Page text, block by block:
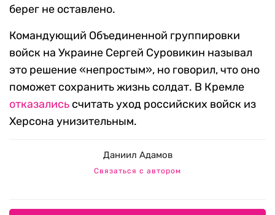
берег не оставлено.
Командующий Объединенной группировки
войск на Украине Сергей Суровикин называл
это решение «непростым», но говорил, что оно
поможет сохранить жизнь солдат. В Кремле
отказались считать уход российских войск из
Херсона унизительным.
Даниил Адамов
Связаться с автором